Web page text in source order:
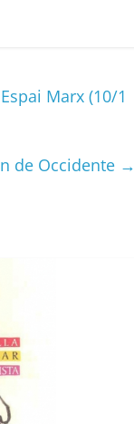
Marx (10/1
de Occidente →